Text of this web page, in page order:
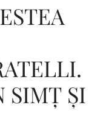
SIMȚ ȘI